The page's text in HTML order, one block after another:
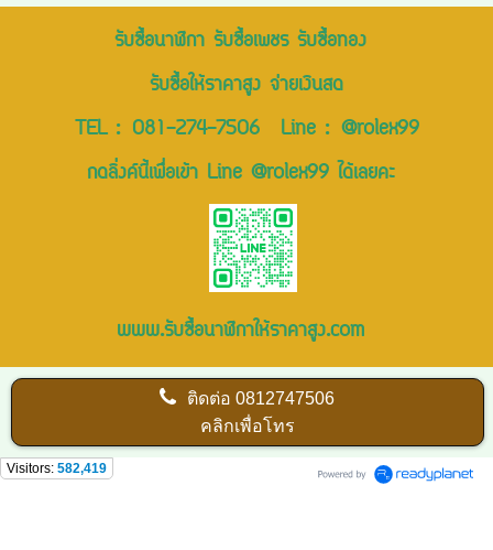
รับซื้อนาฬิกา รับซื้อเพชร รับซื้อทอง
รับซื้อให้ราคาสูง จ่ายเงินสด
TEL : 081-274-7506Line : @rolex99
กดลิ่งค์นี้เพื่อเข้า Line @rolex99 ได้เลยคะ
www.รับซื้อนาฬิกาให้ราคาสูง.com
ติดต่อ0812747506
คลิกเพื่อโทร
Visitors: 582,419